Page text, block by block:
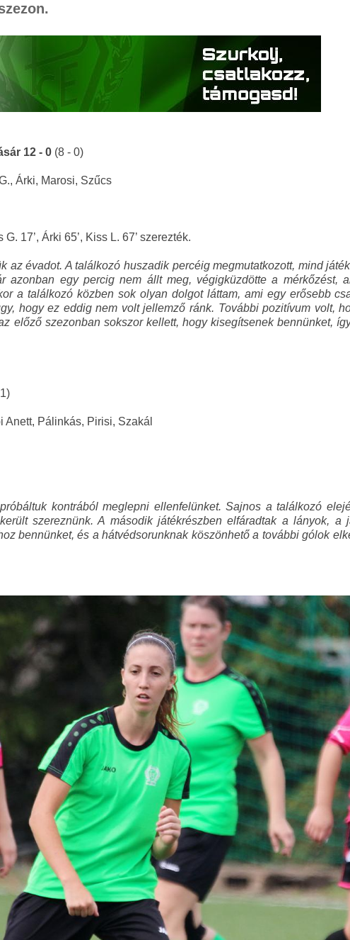
12 - 0 (8 - 0)
Árki, Marosi, Szűcs
G. 17’, Árki 65’, Kiss L. 67’ szerezték.
az évadot. A találkozó huszadik percéig megmutatkozott, mind
azonban egy percig nem állt meg, végigküzdötte a mérkőzést,
a találkozó közben sok olyan dolgot láttam, ami egy erősebb
hogy ez eddig nem volt jellemző ránk. További pozitívum volt,
előző szezonban sokszor kellett, hogy kisegítsenek bennünket,
Pálinkás, Pirisi, Szakál
kontrából meglepni ellenfelünket. Sajnos a találkozó
szereznünk. A második játékrészben elfáradtak a lányok, a
bennünket, és a hátvédsorunknak köszönhető a további gólok